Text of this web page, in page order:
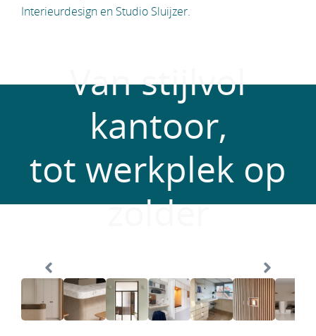
Interieurdesign en Studio Sluijzer.
Van stijlvol
kantoor,
tot werkplek op
zolder